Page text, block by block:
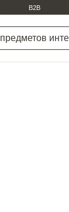
B2B